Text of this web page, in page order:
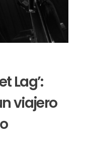
Lag’:
viajero